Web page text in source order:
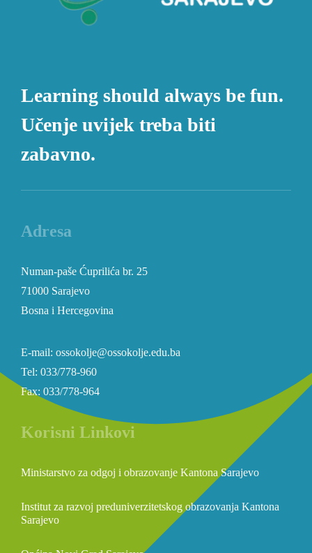
Learning should always be fun.
Učenje uvijek treba biti
zabavno.
Adresa
Numan-paše Ćuprilića br. 25
71000 Sarajevo
Bosna i Hercegovina
E-mail: ossokolje@ossokolje.edu.ba
Tel: 033/778-960
Fax: 033/778-964
Korisni Linkovi
Ministarstvo za odgoj i obrazovanje Kantona Sarajevo
Institut za razvoj preduniverzitetskog obrazovanja Kantona
Sarajevo